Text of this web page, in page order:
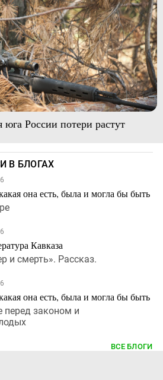
России потери растут
В БЛОГАХ
она есть, была и могла бы быть
Кавказа
и смерть». Рассказ.
она есть, была и могла бы быть
перед законом и
ВСЕ БЛОГИ